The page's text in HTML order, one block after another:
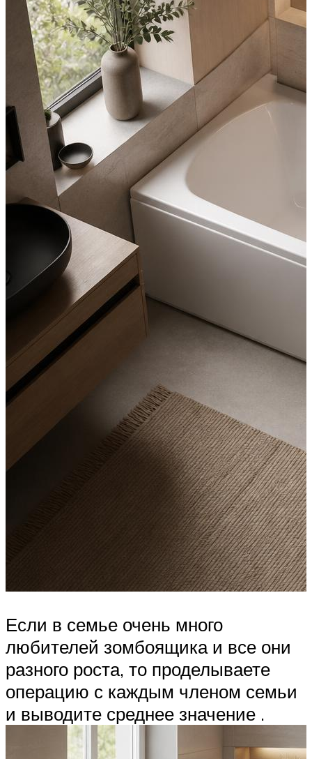
Если в семье очень много
любителей зомбоящика и все они
разного роста, то проделываете
операцию с каждым членом семьи
и выводите среднее значение .